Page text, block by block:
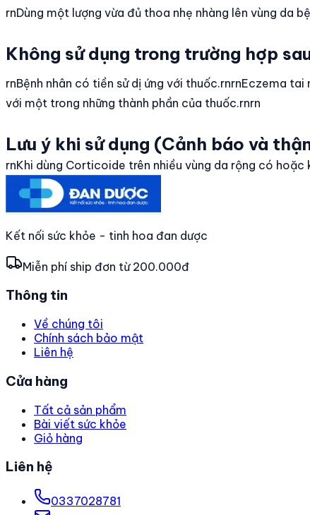
rnDùng một lượng vừa đủ thoa nhẹ nhàng lên vùng da
Không sử dụng trong trường hợp
rnBệnh nhân có tiền sử dị ứng với thuốc.rnrnEczema
với một trong những thành phần của thuốc.rnrn
Lưu ý khi sử dụng (Cảnh báo và
rnKhi dùng Corticoide trên nhiều vùng da rộng có
Kết nối sức khỏe - tinh hoa đan dược
Miễn phí ship đơn từ 200.000đ
Thông tin
Về chúng tôi
Chính sách bảo mật
Liên hệ
Cửa hàng
Tất cả sản phẩm
Bài viết sức khỏe
Giỏ hàng
Liên hệ
0337028781